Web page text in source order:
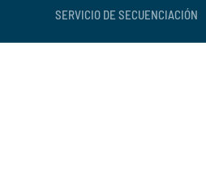
SERVICIO DE SECUENCIACIÓN